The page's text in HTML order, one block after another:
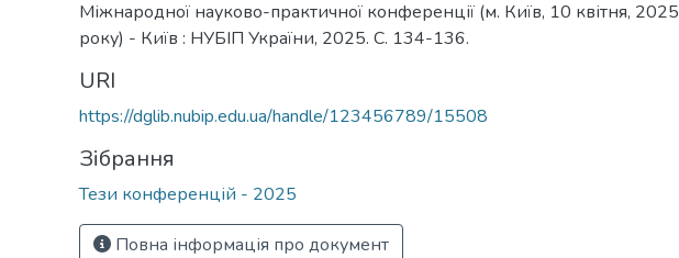
Міжнародної науково-практичної конференції (м. Київ, 10 квітня, 2025
року) - Київ : НУБІП України, 2025. С. 134-136.
URI
https://dglib.nubip.edu.ua/handle/123456789/15508
Зібрання
Тези конференцій - 2025
Повна інформація про документ